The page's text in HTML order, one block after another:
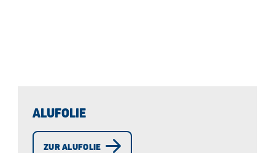
ALUFOLIE
ZUR ALUFOLIE